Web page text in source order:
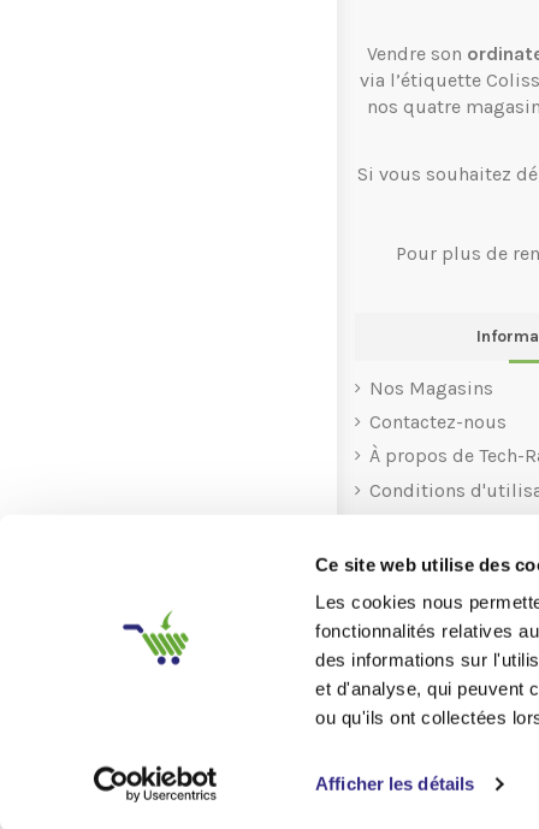
Ce site web utilise des
Les cookies nous
fonctionnalités relatives
des informations sur
et d'analyse, qui peuvent
ou qu'ils ont collectées
Afficher les détails
Vendre son
via l’étiquette
nos quatre
Si vous souhaitez
Pour plus de
Nos Magasins
Contactez-nous
À propos de Tech-
Conditions
Recyclage
Aide
2016 → 2025 Tech-